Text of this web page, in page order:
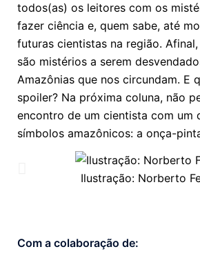
todos(as) os leitores com os
fazer ciência e, quem sabe, até
futuras cientistas na região.
são mistérios a serem
Amazônias que nos circundam. E
spoiler? Na próxima coluna, não
encontro de um cientista com um
símbolos amazônicos: a onça-
Ilustração: Norberto
Com a colaboração de: